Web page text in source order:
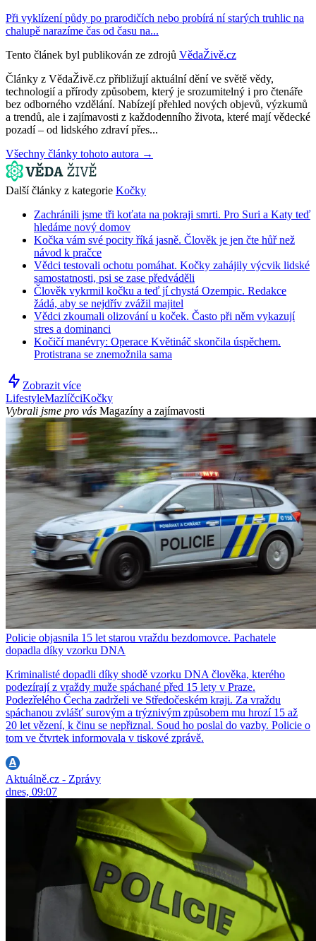
Při vyklízení půdy po prarodičích nebo probírá ní starých truhlic na
chalupě narazíme čas od času na...
Tento článek byl publikován ze zdrojů VědaŽivě.cz
Články z VědaŽivě.cz přibližují aktuální dění ve světě vědy,
technologií a přírody způsobem, který je srozumitelný i pro čtenáře
bez odborného vzdělání. Nabízejí přehled nových objevů, výzkumů
a trendů, ale i zajímavosti z každodenního života, které mají vědecké
pozadí – od lidského zdraví přes...
Všechny články tohoto autora →
Další články z kategorie Kočky
Zachránili jsme tři koťata na pokraji smrti. Pro Suri a Katy teď
hledáme nový domov
Kočka vám své pocity říká jasně. Člověk je jen čte hůř než
návod k pračce
Vědci testovali ochotu pomáhat. Kočky zahájily výcvik lidské
samostatnosti, psi se zase předváděli
Člověk vykrmil kočku a teď jí chystá Ozempic. Redakce
žádá, aby se nejdřív zvážil majitel
Vědci zkoumali olizování u koček. Často při něm vykazují
stres a dominanci
Kočičí manévry: Operace Květináč skončila úspěchem.
Protistrana se znemožnila sama
Zobrazit více
LifestyleMazlíčciKočky
Vybrali jsme pro vás Magazíny a zajímavosti
Policie objasnila 15 let starou vraždu bezdomovce. Pachatele
dopadla díky vzorku DNA
Kriminalisté dopadli díky shodě vzorku DNA člověka, kterého
podezírají z vraždy muže spáchané před 15 lety v Praze.
Podezřelého Čecha zadrželi ve Středočeském kraji. Za vraždu
spáchanou zvlášť surovým a trýznivým způsobem mu hrozí 15 až
20 let vězení, k činu se nepřiznal. Soud ho poslal do vazby. Policie o
tom ve čtvrtek informovala v tiskové zprávě.
Aktuálně.cz - Zprávy
dnes, 09:07